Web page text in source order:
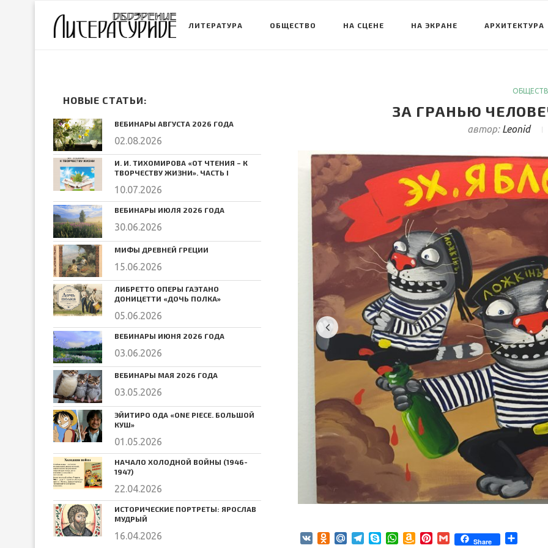
ЛИТЕРАТУРА ОБЩЕСТВО НА СЦЕНЕ НА ЭКРАНЕ АРХИТЕКТУРА
ЗА ГРАНЬЮ
автор: Leonid
VK Odnoklassniki
Mail.RuTelegram
SkypeWhatsApp
AmazonPinterest
GmailShare
НОВЫЕ СТАТЬИ:
ВЕБИНАРЫ АВГУСТА 2026 ГОДА
02.08.2026
И. И. ТИХОМИРОВА «ОТ ЧТЕНИЯ – К
ТВОРЧЕСТВУ ЖИЗНИ». ЧАСТЬ I
10.07.2026
ВЕБИНАРЫ ИЮЛЯ 2026 ГОДА
30.06.2026
МИФЫ ДРЕВНЕЙ ГРЕЦИИ
15.06.2026
ЛИБРЕТТО ОПЕРЫ ГАЭТАНО
ДОНИЦЕТТИ «ДОЧЬ ПОЛКА»
05.06.2026
ВЕБИНАРЫ ИЮНЯ 2026 ГОДА
03.06.2026
ВЕБИНАРЫ МАЯ 2026 ГОДА
03.05.2026
ЭЙИТИРО ОДА «ONE PIECE. БОЛЬШОЙ
КУШ»
01.05.2026
НАЧАЛО ХОЛОДНОЙ ВОЙНЫ (1946-
1947)
22.04.2026
ИСТОРИЧЕСКИЕ ПОРТРЕТЫ: ЯРОСЛАВ
МУДРЫЙ
16.04.2026